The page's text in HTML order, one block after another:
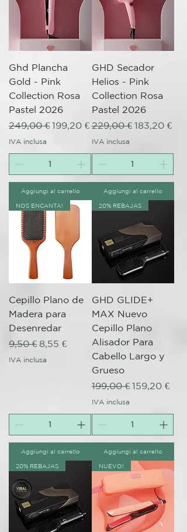
Ghd Plancha
Gold - Pink
Collection Rosa
Pastel 2026
Prezzo regolare
249,00 € Prezzo scontato
199,20 €
IVA inclusa
Aggiungi al carrello
GHD Secador
Helios - Pink
Collection Rosa
Pastel 2026
Prezzo regolare
229,00 € Prezzo
183,20 €
IVA inclusa
Aggiungi al carrello
NOS ENCANTA!
Cepillo Plano de
Madera para
Desenredar
Prezzo regolare
9,50 € Prezzo scontato
8,55 €
IVA inclusa
Aggiungi al carrello
20% REBAJAS
GHD GLIDE+
MAX Nuevo
Cepillo Plano
Alisador Para
Cabello Largo y
Grueso
Prezzo regolare
199,00 € Prezzo
159,20 €
IVA inclusa
Aggiungi al carrello
20% REBAJAS NUEVO!